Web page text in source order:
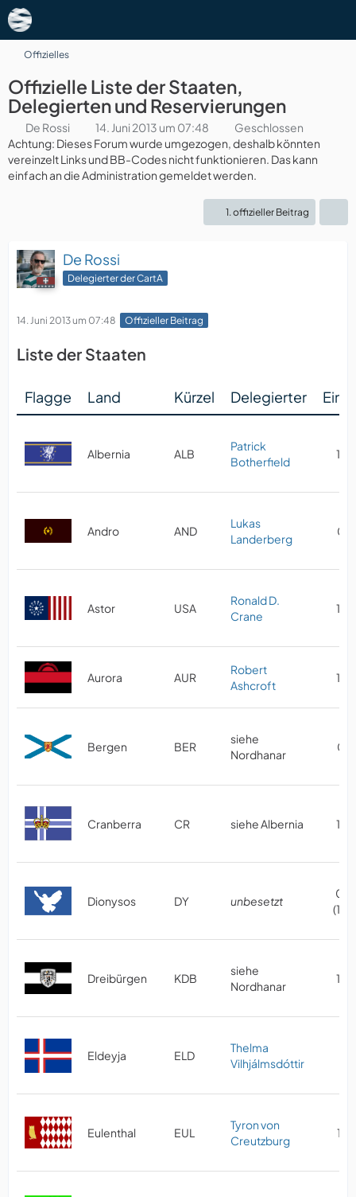
Offizielles
Offizielle Liste der Staaten,
Delegierten und Reservierungen
De Rossi 14. Juni 2013 um 07:48
Geschlossen
Achtung: Dieses Forum wurde umgezogen, deshalb könnten
vereinzelt Links und BB-Codes nicht funktionieren. Das kann
einfach an die Administration gemeldet werden.
1. offizieller Beitrag
De Rossi
Delegierter der CartA
14. Juni 2013 um 07:48 Offizieller Beitrag
Liste der Staaten
Flagge Land Kürzel Delegierter
Albernia ALB
Patrick
Botherfield
Andro AND
Lukas
Landerberg
Astor USA
Ronald D.
Crane
Aurora AUR
Robert
Ashcroft
Bergen BER
siehe
Nordhanar
Cranberra CR siehe Albernia
Dionysos DY unbesetzt
Dreibürgen KDB
siehe
Nordhanar
Eldeyja ELD
Thelma
Vilhjálmsdóttir
Eulenthal EUL
Tyron von
Creutzburg